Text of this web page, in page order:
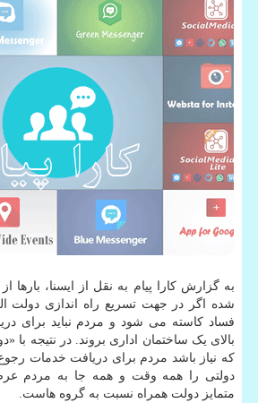
به گزارش کارا پیام به نقل از ایسنا، بارها
شده اگر در جهت تسریع راه اندازی دولت
فساد کاسته می شود و مردم نباید برای
بالای یک ساختمان اداری بروند. در نتیجه با
که نیاز باشد مردم برای دریافت خدمات
دولتی را همه وقت و همه جا به مردم
متمایز دولت همراه نسبت به گروه هاست.